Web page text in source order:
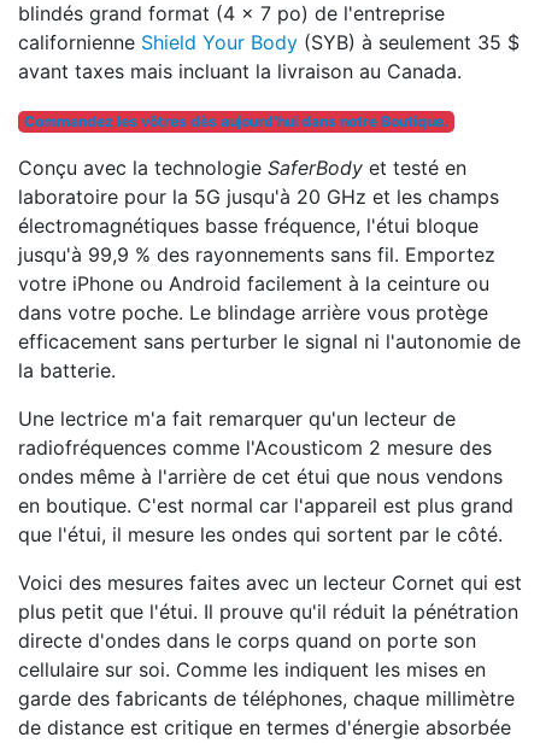
blindés grand format (4 x 7 po) de l'entreprise
californienne Shield Your Body (SYB) à seulement 35 $
avant taxes mais incluant la livraison au Canada.
Commandez les vôtres dès aujourd'hui dans notre Boutique.
Conçu avec la technologie SaferBody et testé en
laboratoire pour la 5G jusqu'à 20 GHz et les champs
électromagnétiques basse fréquence, l'étui bloque
jusqu'à 99,9 % des rayonnements sans fil. Emportez
votre iPhone ou Android facilement à la ceinture ou
dans votre poche. Le blindage arrière vous protège
efficacement sans perturber le signal ni l'autonomie de
la batterie.
Une lectrice m'a fait remarquer qu'un lecteur de
radiofréquences comme l'Acousticom 2 mesure des
ondes même à l'arrière de cet étui que nous vendons
en boutique. C'est normal car l'appareil est plus grand
que l'étui, il mesure les ondes qui sortent par le côté.
Voici des mesures faites avec un lecteur Cornet qui est
plus petit que l'étui. Il prouve qu'il réduit la pénétration
directe d'ondes dans le corps quand on porte son
cellulaire sur soi. Comme les indiquent les mises en
garde des fabricants de téléphones, chaque millimètre
de distance est critique en termes d'énergie absorbée